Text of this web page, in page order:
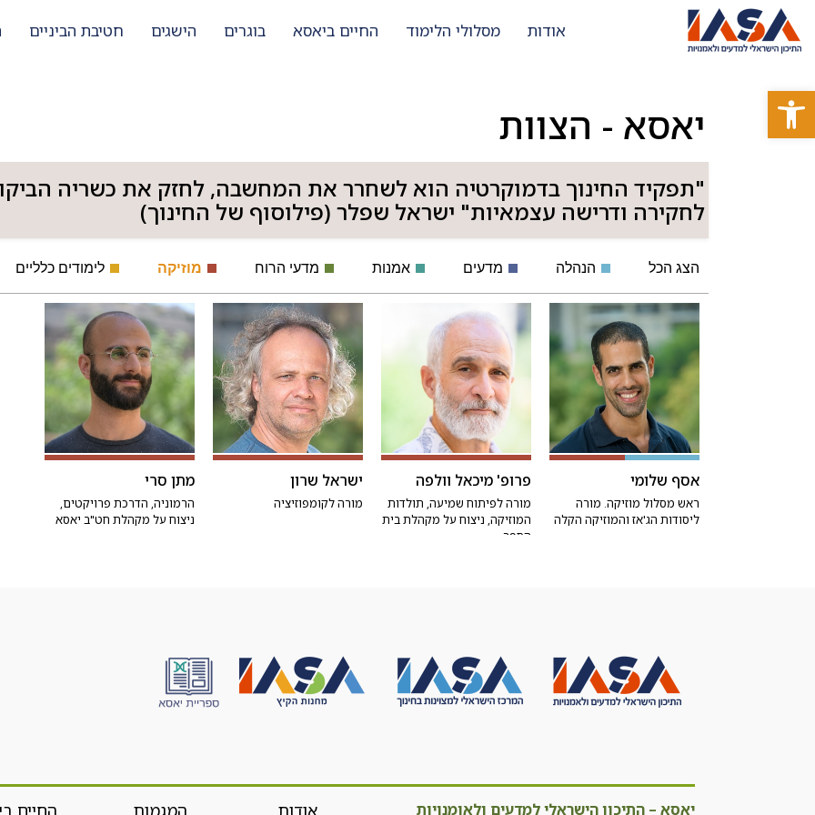
פתח סרגל נגישות
אודות מסלולי הלימוד החיים ביאסא בוגרים הישגים חטיבת הביניים
יאסא - הצוות
"תפקיד החינוך בדמוקרטיה הוא לשחרר את המחשבה, לחזק את כשריה
לחקירה ודרישה עצמאיות" ישראל שפלר (פילוסוף של החינוך)
הצג הכל הנהלה מדעים אמנות מדעי הרוח מוזיקה לימודים כלליים
אסף שלומי
ראש מסלול מוזיקה. מורה
ליסודות הג'אז והמוזיקה הקלה
פרופ' מיכאל וולפה
מורה לפיתוח שמיעה, תולדות
המוזיקה, ניצוח על מקהלת בית
הספר
ישראל שרון
מורה לקומפוזיציה
מתן סרי
הרמוניה, הדרכת פרויקטים,
ניצוח על מקהלת חט"ב יאסא
יאסא – התיכון הישראלי למדעים ולאומנויות אודות המגמות החיים